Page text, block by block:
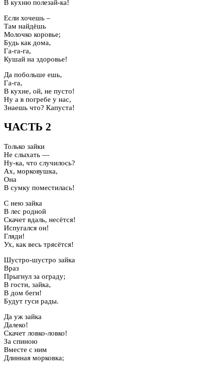
В кухню полезай-ка!
Если хочешь –
Там найдёшь
Молочко коровье;
Будь как дома,
Га-га-га,
Кушай на здоровье!
Да побольше ешь,
Га-га,
В кухне, ой, не пусто!
Ну а в погребе у нас,
Знаешь что? Капуста!
ЧАСТЬ 2
Только зайки
Не слыхать —
Ну-ка, что случилось?
Ах, морковушка,
Она
В сумку поместилась!
С нею зайка
В лес родной
Скачет вдаль, несётся!
Испугался он!
Гляди!
Ух, как весь трясётся!
Шустро-шустро зайка
Враз
Прыгнул за ограду;
В гости, зайка,
В дом беги!
Будут гуси рады.
Да уж зайка
Далеко!
Скачет ловко-ловко!
За спиною
Вместе с ним
Длинная морковка;